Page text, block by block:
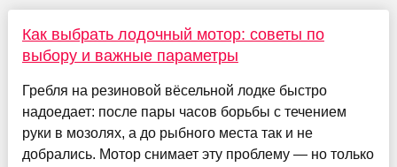
Как выбрать лодочный мотор: советы по
выбору и важные параметры
Гребля на резиновой вёсельной лодке быстро
надоедает: после пары часов борьбы с течением
руки в мозолях, а до рыбного места так и не
добрались. Мотор снимает эту проблему — но только